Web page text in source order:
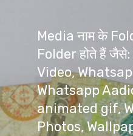
Media नाम के
Folder होते हैं
Video,
Whatsapp
animated gif,
Photos,